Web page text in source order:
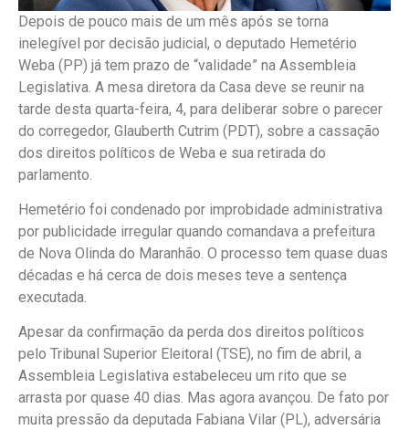
Depois de pouco mais de um mês após se torna
inelegível por decisão judicial, o deputado Hemetério
Weba (PP) já tem prazo de “validade” na Assembleia
Legislativa. A mesa diretora da Casa deve se reunir na
tarde desta quarta-feira, 4, para deliberar sobre o parecer
do corregedor, Glauberth Cutrim (PDT), sobre a cassação
dos direitos políticos de Weba e sua retirada do
parlamento.
Hemetério foi condenado por improbidade administrativa
por publicidade irregular quando comandava a prefeitura
de Nova Olinda do Maranhão. O processo tem quase duas
décadas e há cerca de dois meses teve a sentença
executada.
Apesar da confirmação da perda dos direitos políticos
pelo Tribunal Superior Eleitoral (TSE), no fim de abril, a
Assembleia Legislativa estabeleceu um rito que se
arrasta por quase 40 dias. Mas agora avançou. De fato por
muita pressão da deputada Fabiana Vilar (PL), adversária